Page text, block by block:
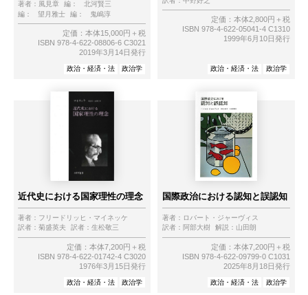
著者： 風見章 編：
北河賢三
編：
望月雅士 編： 鬼嶋淳
定価：本体15,000円＋税
ISBN 978-4-622-08806-6 C3021
2019年3月14日発行
政治・経済・法 政治学
定価：本体2,800円＋税
ISBN 978-4-622-05041-4 C1310
1999年6月10日発行
政治・経済・法 政治学
近代史における国家理性の理念
著者： フリードリッヒ・マイネッケ
訳者： 菊盛英夫 訳者： 生松敬三
定価：本体7,200円＋税
ISBN 978-4-622-01742-4 C3020
1976年3月15日発行
政治・経済・法 政治学
国際政治における認知と誤認知
著者： ロバート・ジャーヴィス
訳者： 阿部大樹 解説： 山田朗
定価：本体7,200円＋税
ISBN 978-4-622-09799-0 C1031
2025年8月18日発行
政治・経済・法 政治学